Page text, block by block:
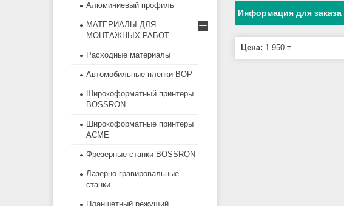
Информация для заказа
Цена: 1 950 ₸
Алюминиевый профиль
МАТЕРИАЛЫ ДЛЯ
МОНТАЖНЫХ РАБОТ
Расходные материалы
Автомобильные пленки BOP
Широкоформатный принтеры
BOSSRON
Широкоформатные принтеры
ACME
Фрезерные станки BOSSRON
Лазерно-гравировальные
станки
Планшетный режущий